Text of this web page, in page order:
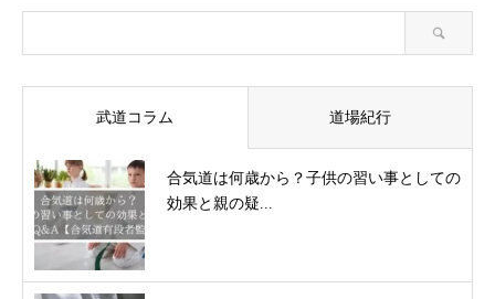
武道コラム 道場紀行
合気道は何歳から？子供の習い事としての
効果と親の疑...